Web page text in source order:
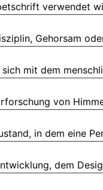
verwendet
Gehorsam
mit dem
von
in dem eine
dem